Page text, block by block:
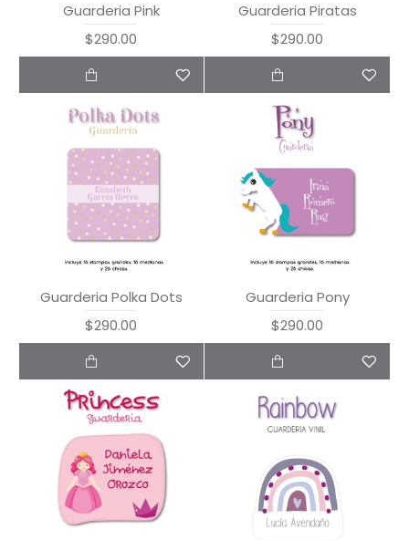
Guarderia Pink
$290.00
Guarderia Piratas
$290.00
Guarderia Polka Dots
$290.00
Guarderia Pony
$290.00